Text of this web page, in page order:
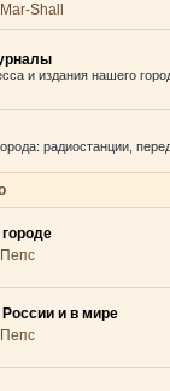
Mar-Shall
и издания нашего
радиостанции,
Пепс
России и в мире
Пепс